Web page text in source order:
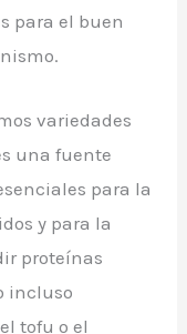
para el buen
variedades
una fuente
para la
y para la
proteínas
incluso
tofu o el